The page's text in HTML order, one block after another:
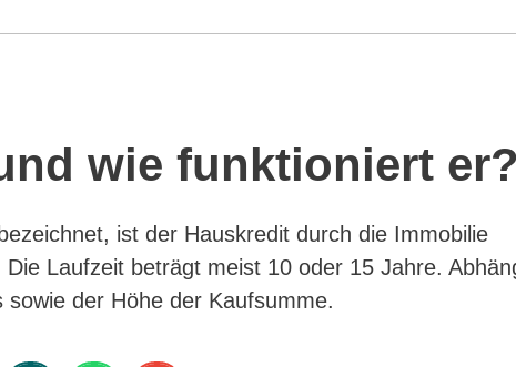
wie funktioniert er?
ist der Hauskredit durch die Immobilie
Laufzeit beträgt meist 10 oder 15 Jahre.
der Höhe der Kaufsumme.